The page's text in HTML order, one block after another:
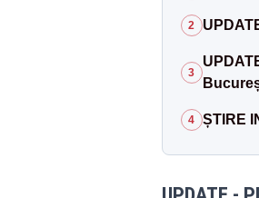
2
3
4 ȘTIRE